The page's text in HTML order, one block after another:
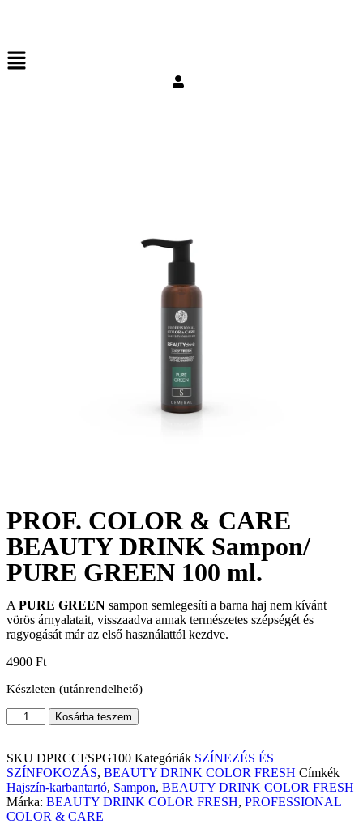
PROF. COLOR & CARE
BEAUTY DRINK Sampon/
PURE GREEN 100 ml.
A PURE GREEN sampon semlegesíti a barna haj nem kívánt
vörös árnyalatait, visszaadva annak természetes szépségét és
ragyogását már az első használattól kezdve.
4900 Ft
Készleten (utánrendelhető)
Kosárba teszem
SKU DPRCCFSPG100 Kategóriák SZÍNEZÉS ÉS
SZÍNFOKOZÁS, BEAUTY DRINK COLOR FRESH Címkék
Hajszín-karbantartó, Sampon, BEAUTY DRINK COLOR FRESH
Márka: BEAUTY DRINK COLOR FRESH, PROFESSIONAL
COLOR & CARE